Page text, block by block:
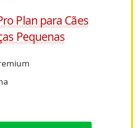
Plan para Cães
Pequenas